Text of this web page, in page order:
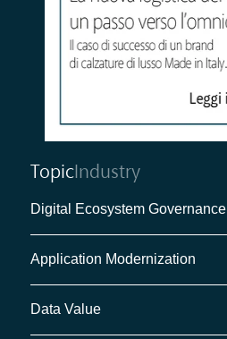
TopicIndustry
Digital Ecosystem Governance
Application Modernization
Data Value